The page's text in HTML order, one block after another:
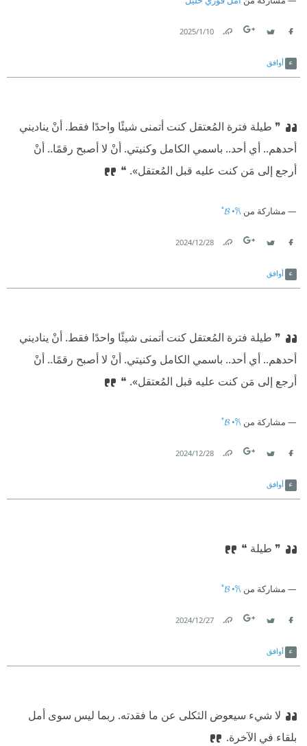
10‏/1‏/2025
أوافق
❞ طيلة فترة المُعتقل كنت أتمنى شيئًا واحدًا فقط. أنْ يناديني
أحدهم.. أي أحد.. باسمي الكامل وكنيتي. أنْ لا أصبح رقمًا.. أنْ
أرجع إلى مَن كنت عليه قبل المُعتقل». ❝
مشاركة من 𝓑 •𐙚˚
28‏/12‏/2024
أوافق
❞ طيلة فترة المُعتقل كنت أتمنى شيئًا واحدًا فقط. أنْ يناديني
أحدهم.. أي أحد.. باسمي الكامل وكنيتي. أنْ لا أصبح رقمًا.. أنْ
أرجع إلى مَن كنت عليه قبل المُعتقل». ❝
مشاركة من 𝓑 •𐙚˚
28‏/12‏/2024
أوافق
❞ طيلة ❝
مشاركة من 𝓑 •𐙚˚
27‏/12‏/2024
أوافق
لا شيء سيعوض الثكلى عن ما فقدته. ربما ليس سوى أمل
بلقاء في الآخرة.